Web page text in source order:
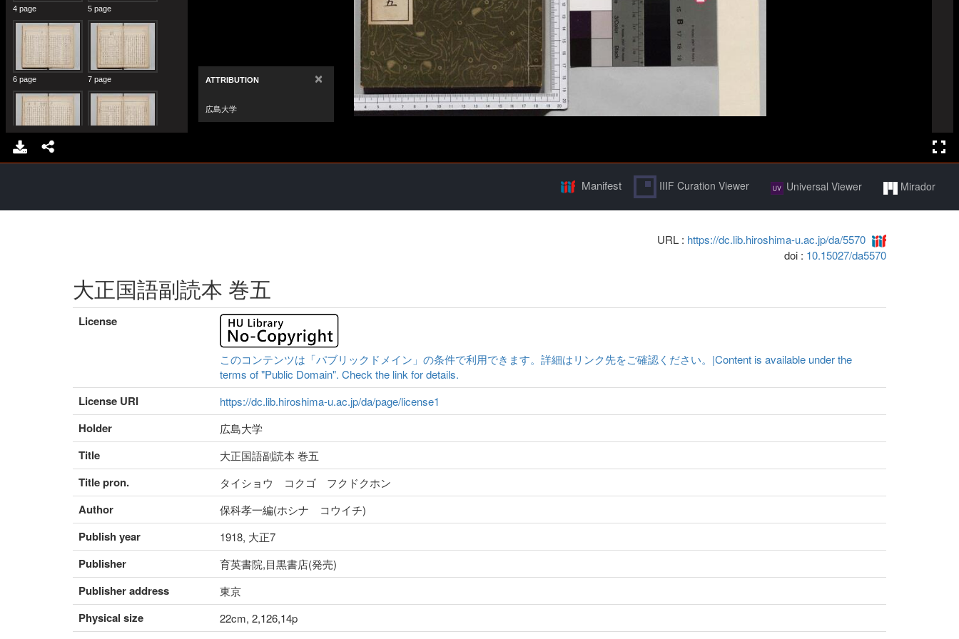
Manifest IIIF Curation Viewer Universal Viewer Mirador
URL : https://dc.lib.hiroshima-u.ac.jp/da/5570
doi : 10.15027/da5570
大正国語副読本 巻五
License
このコンテンツは「パブリックドメイン」の条件で利用できます。詳細はリンク先をご確認ください。|Content is available under the
terms of "Public Domain". Check the link for details.
License URI https://dc.lib.hiroshima-u.ac.jp/da/page/license1
Holder 広島大学
Title 大正国語副読本 巻五
Title pron. タイショウ コクゴ フクドクホン
Author 保科孝一編(ホシナ コウイチ)
Publish year 1918, 大正7
Publisher 育英書院,目黒書店(発売)
Publisher address 東京
Physical size 22cm, 2,126,14p